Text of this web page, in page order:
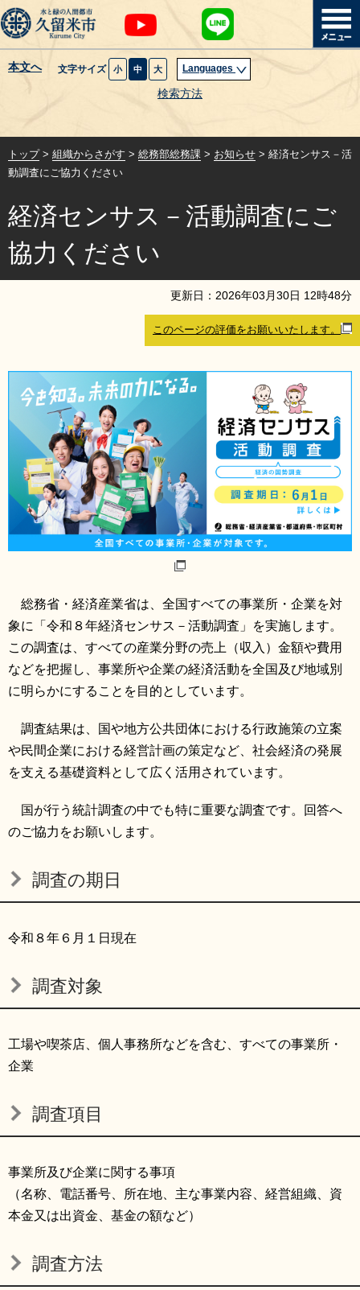
本文へ 文字サイズ 小 中 大 Languages
検索方法
暮らし・届出
健康・医療・福祉
観光魅力・イベント
創業・産業・ビジネス
組織から探す
リンク集
プライバシーポリシー
サイトについて
閉じる
トップ> 組織からさがす > 総務部総務課 > お知らせ > 経済センサス－活
動調査にご協力ください
経済センサス－活動調査にご
協力ください
更新日： 2026年03 月30日 12時48分
このページの評価をお願いいたします。
総務省・経済産業省は、全国すべての事業所・企業を対
象に「令和８年経済センサス－活動調査」を実施します。
この調査は、すべての産業分野の売上（収入）金額や費用
などを把握し、事業所や企業の経済活動を全国及び地域別
に明らかにすることを目的としています。
調査結果は、国や地方公共団体における行政施策の立案
や民間企業における経営計画の策定など、社会経済の発展
を支える基礎資料として広く活用されています。
国が行う統計調査の中でも特に重要な調査です。回答へ
のご協力をお願いします。
調査の期日
令和８年６月１日現在
調査対象
工場や喫茶店、個人事務所などを含む、すべての事業所・
企業
調査項目
事業所及び企業に関する事項
（名称、電話番号、所在地、主な事業内容、経営組織、資
本金又は出資金、基金の額など）
調査方法